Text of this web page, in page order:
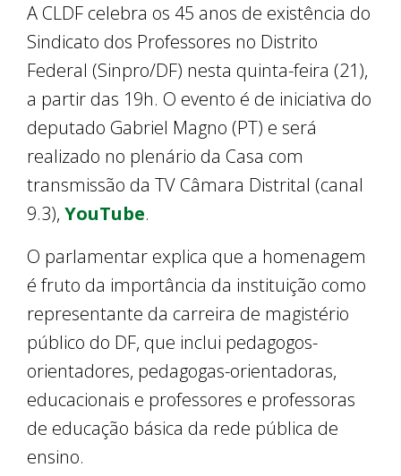
A CLDF celebra os 45 anos de existência do
Sindicato dos Professores no Distrito
Federal (Sinpro/DF) nesta quinta-feira (21),
a partir das 19h. O evento é de iniciativa do
deputado Gabriel Magno (PT) e será
realizado no plenário da Casa com
transmissão da TV Câmara Distrital (canal
9.3), YouTube.
O parlamentar explica que a homenagem
é fruto da importância da instituição como
representante da carreira de magistério
público do DF, que inclui pedagogos-
orientadores, pedagogas-orientadoras,
educacionais e professores e professoras
de educação básica da rede pública de
ensino.